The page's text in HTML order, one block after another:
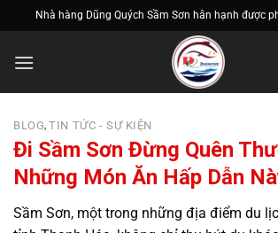
qua
nội
Nhà hàng Dũng Quých Sầm Sơn hân hạnh được
BLOG,TIN TỨC - SỰ KIỆN
Đi Sầm Sơn Đừng Quên
Những Món Ăn Hấp Dẫn
Sầm Sơn, một trong những địa điểm du